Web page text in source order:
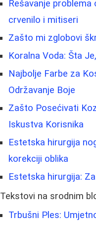
Rešavanje
crvenilo i mitiseri
Zašto mi zglobovi
Koralna Voda: Šta
Najbolje Farbe za
Održavanje Boje
Zašto Posećivati
Iskustva Korisnika
Estetska hirurgija
korekciji oblika
Estetska hirurgija:
Tekstovi na srodnim
Trbušni Ples: